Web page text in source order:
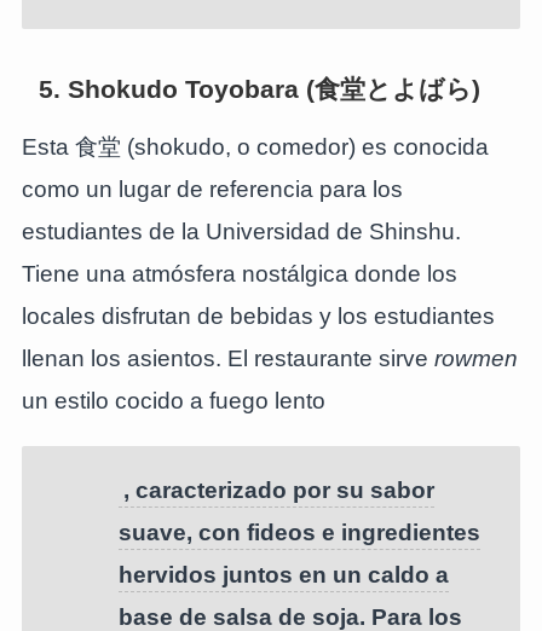
5. Shokudo Toyobara (食堂とよばら)
Esta 食堂 (shokudo, o comedor) es conocida
como un lugar de referencia para los
estudiantes de la Universidad de Shinshu.
Tiene una atmósfera nostálgica donde los
locales disfrutan de bebidas y los estudiantes
llenan los asientos. El restaurante sirve rowmen
un estilo cocido a fuego lento
, caracterizado por su sabor
suave, con fideos e ingredientes
hervidos juntos en un caldo a
base de salsa de soja. Para los